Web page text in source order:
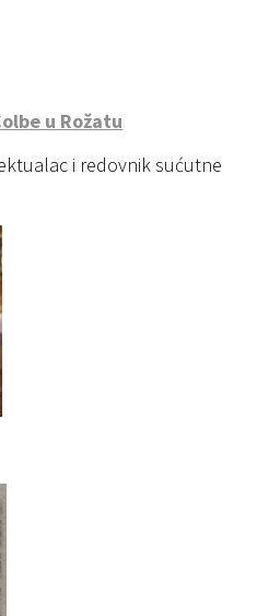
u Rožatu
i redovnik sućutne